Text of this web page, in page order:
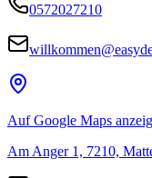
0572027210
Auf Google Maps
Am Anger 1, 7210,